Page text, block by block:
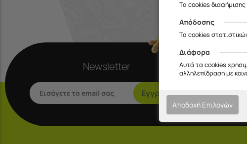
Newsletter
Εγγραφή
Τα cookies
Απόδοσης
Τα cookies
Διάφορα
Αυτά τα cookies
αλληλεπίδραση με
Αποδοχή Επιλογών